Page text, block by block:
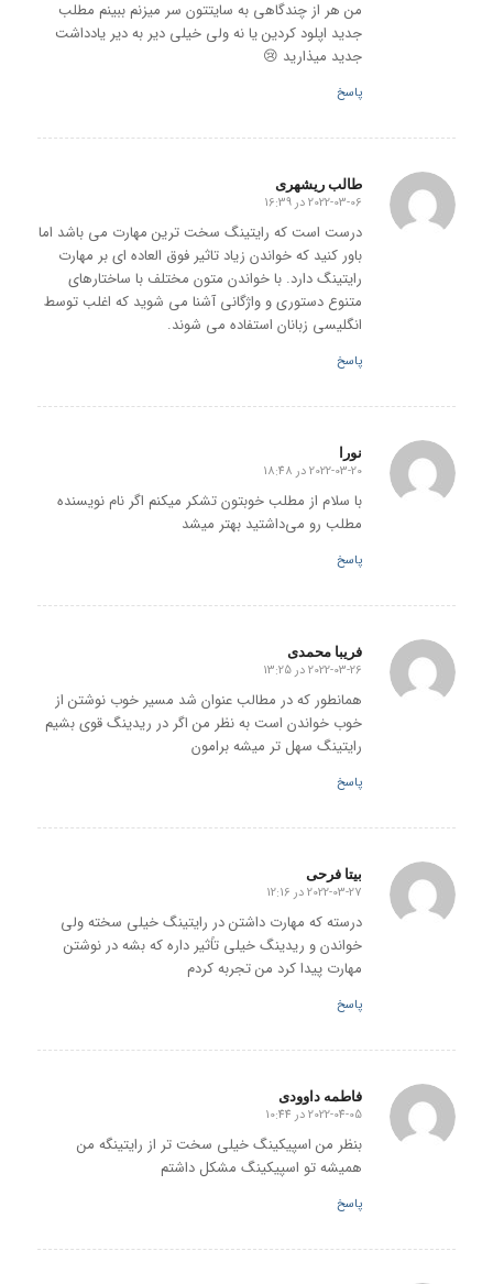
من هر از چندگاهی به سایتتون سر میزنم ببینم مطلب
جدید اپلود کردین یا نه ولی خیلی دیر به دیر یادداشت
جدید میذارید 😢
پاسخ
طالب ریشهری
گفته:
2022-03-06 در 16:39
درست است که رایتینگ سخت ترین مهارت می باشد اما
باور کنید که خواندن زیاد تاثیر فوق العاده ای بر مهارت
رایتینگ دارد. با خواندن متون مختلف با ساختارهای
متنوع دستوری و واژگانی آشنا می شوید که اغلب توسط
انگلیسی زبانان استفاده می شوند.
پاسخ
نورا
گفته:
2022-03-20 در 18:48
با سلام از مطلب خوبتون تشکر میکنم اگر نام نویسنده
مطلب رو می‌داشتید بهتر میشد
پاسخ
فریبا محمدی
گفته:
2022-03-26 در 13:25
همانطور که در مطالب عنوان شد مسیر خوب نوشتن از
خوب خواندن است به نظر من اگر در ریدینگ قوی بشیم
رایتینگ سهل تر میشه برامون
پاسخ
بیتا فرحی
گفته:
2022-03-27 در 12:16
درسته ‌که مهارت داشتن در رایتینگ خیلی سخته ولی
خواندن و ریدینگ خیلی تاًثیر داره که بشه در نوشتن
مهارت پیدا کرد من تجربه کردم
پاسخ
فاطمه داوودی
گفته:
2022-04-05 در 10:44
بنظر من اسپیکینگ خیلی سخت تر از رایتینگه من
همیشه تو اسپیکینگ مشکل داشتم
پاسخ